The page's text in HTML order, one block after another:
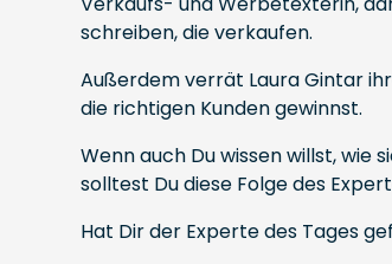
schreiben, die verkaufen.
Außerdem verrät Laura Gintar
die richtigen Kunden gewinnst.
Wenn auch Du wissen willst, wie
solltest Du diese Folge des
Hat Dir der Experte des Tages